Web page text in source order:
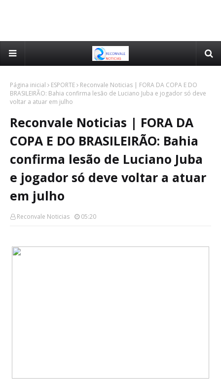
Página inicial ESPORTE
Reconvale Noticias | FORA DA COPA E DO
BRASILEIRÃO: Bahia confirma lesão de Luciano Juba e jogador só deve
voltar a atuar em julho
Reconvale Noticias | FORA DA
COPA E DO BRASILEIRÃO: Bahia
confirma lesão de Luciano Juba
e jogador só deve voltar a atuar
em julho
Reconvale Noticias 05:20